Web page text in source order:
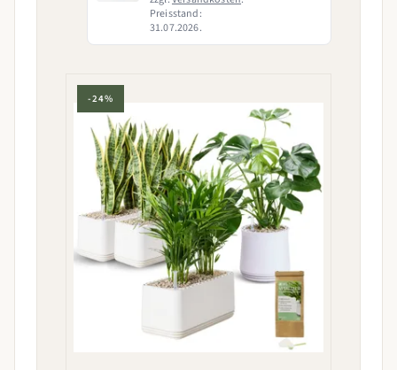
Preisstand:
31.07.2026.
-24%